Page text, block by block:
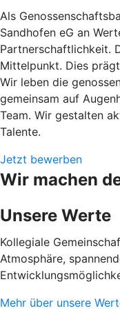
Als
Sandhofen eG an
Partnerschaftlichkeit.
Mittelpunkt. Dies
Wir leben die
gemeinsam auf
Team. Wir gestalten
Talente.
Jetzt bewerben
Wir machen
Unsere Werte
Kollegiale
Atmosphäre,
Mehr über unsere